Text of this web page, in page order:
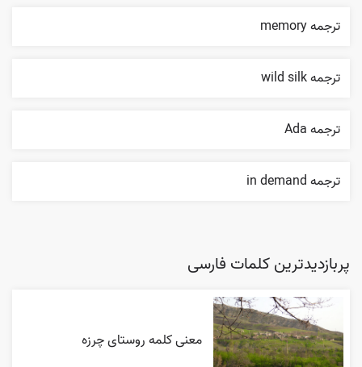
ترجمه memory
ترجمه wild silk
ترجمه Ada
ترجمه in demand
پربازدیدترین کلمات فارسی
معنی کلمه روستای چرزه